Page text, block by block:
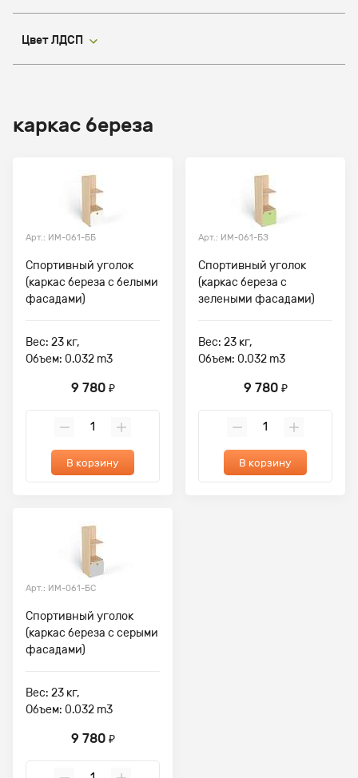
Цвет ЛДСП
каркас береза
Арт.: ИМ-061-ББ
Спортивный уголок
(каркас береза с белыми
фасадами)
Вес: 23 кг,
Объем: 0.032 m3
9 780 ₽
В корзину
Арт.: ИМ-061-БЗ
Спортивный уголок
(каркас береза с
зелеными фасадами)
Вес: 23 кг,
Объем: 0.032 m3
9 780 ₽
В корзину
Арт.: ИМ-061-БС
Спортивный уголок
(каркас береза с серыми
фасадами)
Вес: 23 кг,
Объем: 0.032 m3
9 780 ₽